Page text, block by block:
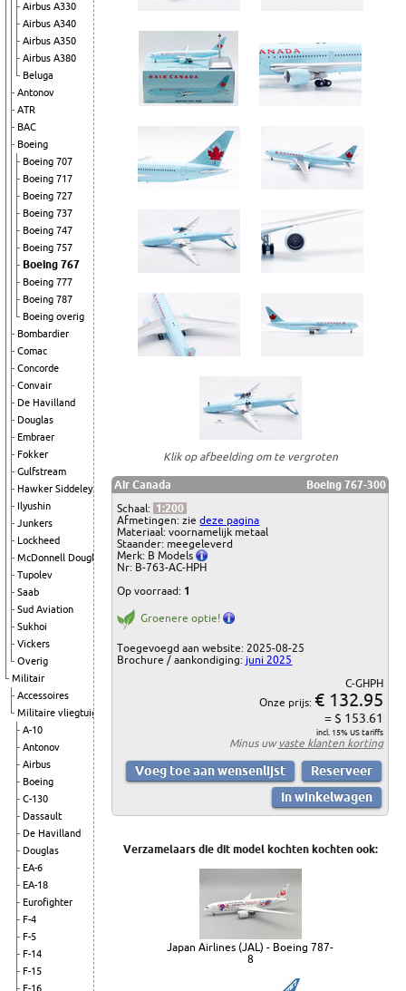
Airbus A330
Airbus A340
Airbus A350
Airbus A380
Beluga
Antonov
ATR
BAC
Boeing
Boeing 707
Boeing 717
Boeing 727
Boeing 737
Boeing 747
Boeing 757
Boeing 767
Boeing 777
Boeing 787
Boeing overig
Bombardier
Comac
Concorde
Convair
De Havilland
Douglas
Embraer
Fokker
Gulfstream
Hawker Siddeley
Ilyushin
Junkers
Lockheed
McDonnell Douglas
Tupolev
Saab
Sud Aviation
Sukhoi
Vickers
Overig
Militair
Accessoires
Militaire vliegtuigen
A-10
Antonov
Airbus
Boeing
C-130
Dassault
De Havilland
Douglas
EA-6
EA-18
Eurofighter
F-4
F-5
F-14
F-15
F-16
Klik op afbeelding om te vergroten
Air Canada
Boeing 767-300
Schaal: 1:200
Afmetingen: ziedeze pagina
Materiaal: voornamelijk metaal
Staander: meegeleverd
Merk: B Models
Nr: B-763-AC-HPH
Op voorraad: 1
Groenere optie!
Toegevoegd aan website: 2025-08-25
Brochure / aankondiging: juni 2025
C-GHPH
Onze prijs: € 132.95
= $ 153.61
incl. 15% US tariffs
Minus uwvaste klanten korting
Verzamelaars die dit model kochten kochten ook:
Japan Airlines (JAL) - Boeing 787-
8